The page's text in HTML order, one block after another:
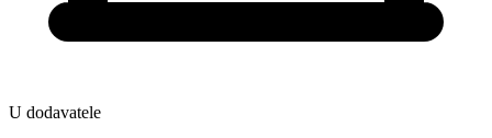
U dodavatele